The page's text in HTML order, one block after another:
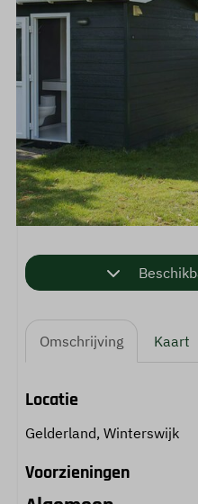
Omschrijving Kaart
Locatie
Gelderland, Winterswijk
Voorzieningen